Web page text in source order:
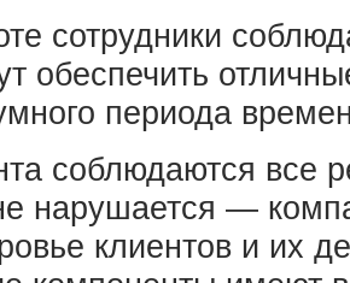
сотрудники
обеспечить
периода
соблюдаются все
нарушается —
клиентов и их